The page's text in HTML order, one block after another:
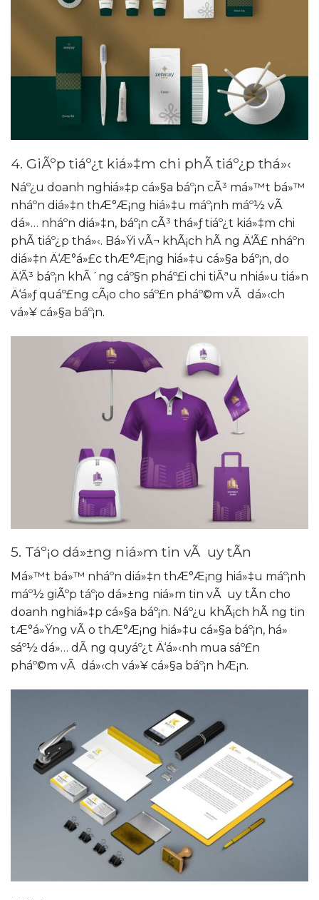
4. GiÃºp tiáº¿t kiá»‡m chi phÃ­ tiáº¿p thá»‹
Náº¿u doanh nghiá»‡p cá»§a báº¡n cÃ³ má»™t bá»™
nháº­n diá»‡n thÆ°Æ¡ng hiá»‡u máº¡nh máº½ vÃ
dá»… nháº­n diá»‡n, báº¡n cÃ³ thá»ƒ tiáº¿t kiá»‡m chi
phÃ­ tiáº¿p thá»‹. Bá»Ÿi vÃ¬ khÃ¡ch hÃ ng Ä‘Ã£ nháº­n
diá»‡n Ä‘Æ°á»£c thÆ°Æ¡ng hiá»‡u cá»§a báº¡n, do
Ä‘Ã³ báº¡n khÃ´ng cáº§n pháº£i chi tiÃªu nhiá»u tiá»n
Ä‘á»ƒ quáº£ng cÃ¡o cho sáº£n pháº©m vÃ dá»‹ch
vá»¥ cá»§a báº¡n.
5. Táº¡o dá»±ng niá»m tin vÃ uy tÃ­n
Má»™t bá»™ nháº­n diá»‡n thÆ°Æ¡ng hiá»‡u máº¡nh
máº½ giÃºp táº¡o dá»±ng niá»m tin vÃ uy tÃ­n cho
doanh nghiá»‡p cá»§a báº¡n. Náº¿u khÃ¡ch hÃ ng tin
tÆ°á»Ÿng vÃ o thÆ°Æ¡ng hiá»‡u cá»§a báº¡n, há»
sáº½ dá»… dÃ ng quyáº¿t Ä‘á»‹nh mua sáº£n
pháº©m vÃ dá»‹ch vá»¥ cá»§a báº¡n hÆ¡n.